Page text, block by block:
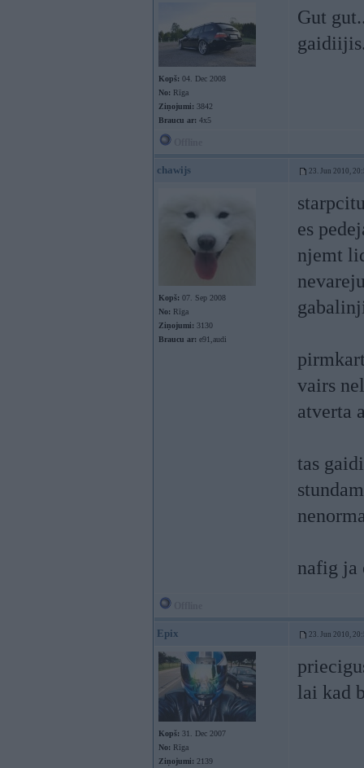
Kopš: 04. Dec 2008
No: Rīga
Ziņojumi: 3842
Braucu ar: 4x5
Gut
chawijs 23. Jun 2010,
Kopš: 07. Sep 2008
No: Rīga
Ziņojumi: 3130
Braucu ar: e91,audi
es
njemt
vairs
atverta
tas
nafig ja
Epix 23. Jun 2010,
Kopš: 31. Dec 2007
No: Rīga
Ziņojumi: 2139
lai kad